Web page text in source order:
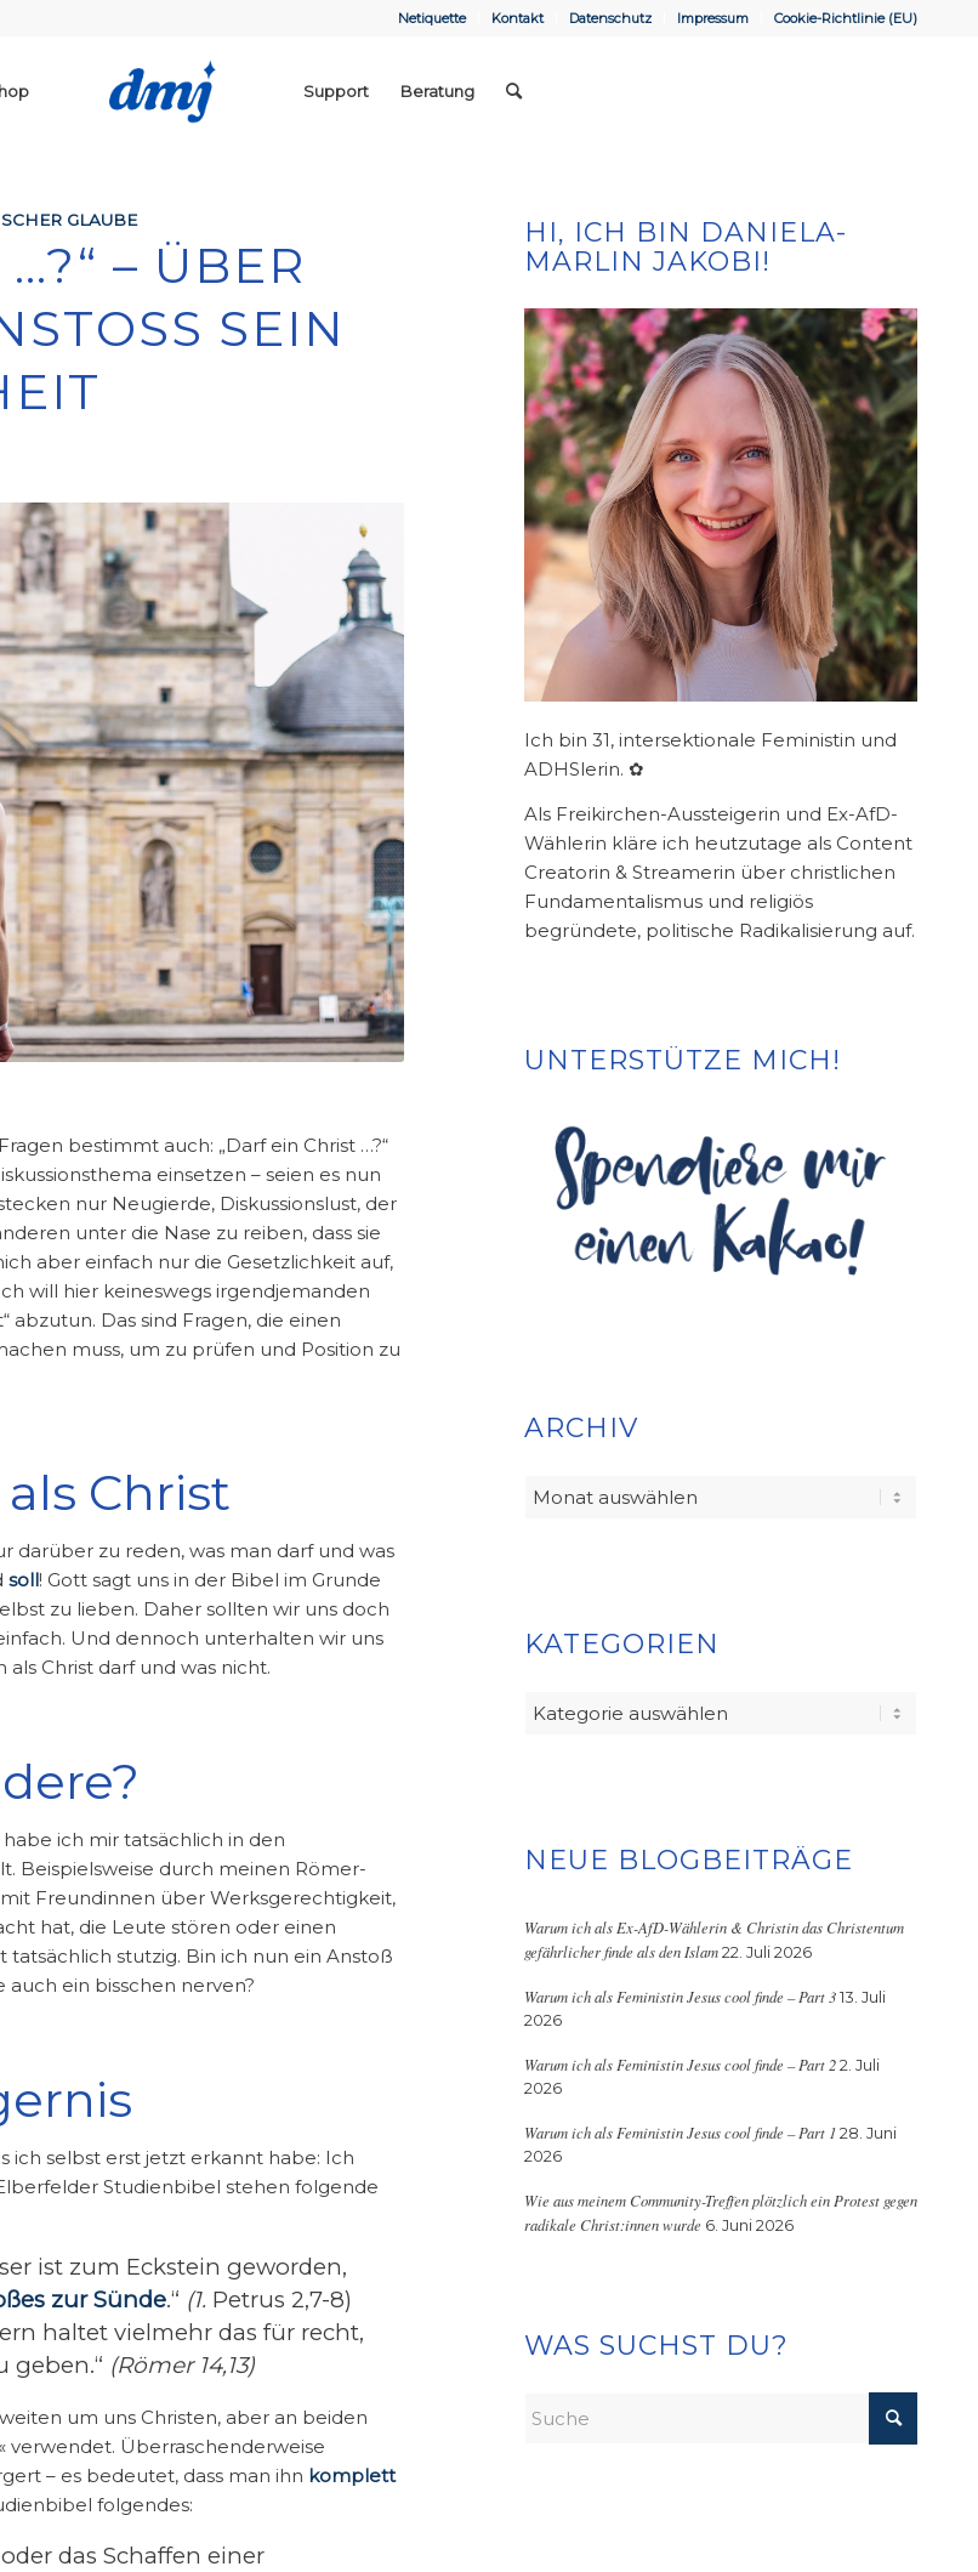
Netiquette Kontakt Datenschutz Impressum Cookie-Richtlinie (EU)
Support Beratung
GLAUBE
– ÜBER
SEIN U
bestimmt auch: „Darf ein Christ …?“
einsetzen – seien es nun
nur Neugierde, Diskussionslust, der
unter die Nase zu reiben, dass sie
aber einfach nur die Gesetzlichkeit auf,
will hier keineswegs irgendjemanden
abzutun. Das sind Fragen, die einen
muss, um zu prüfen und Position zu
Christ
darüber zu reden, was man darf und was
soll! Gott sagt uns in der Bibel im Grunde
zu lieben. Daher sollten wir uns doch
Und dennoch unterhalten wir uns
Christ darf und was nicht.
ich mir tatsächlich in den
Beispielsweise durch meinen Römer-
Freundinnen über Werksgerechtigkeit,
hat, die Leute stören oder einen
tatsächlich stutzig. Bin ich nun ein Anstoß
ein bisschen nerven?
ich selbst erst jetzt erkannt habe: Ich
Studienbibel stehen folgende
ist zum Eckstein geworden,
zur Sünde.“ (1. Petrus 2,7-8)
haltet vielmehr das für recht,
geben.“ (Römer 14,13)
um uns Christen, aber an beiden
verwendet. Überraschenderweise
– es bedeutet, dass man ihn komplett
folgendes:
das Schaffen einer
HI, ICH BIN DANIELA-
MARLIN JAKOBI!
Ich bin 31, intersektionale Feministin und
ADHSlerin. ✿
Als Freikirchen-Aussteigerin und Ex-AfD-
Wählerin kläre ich heutzutage als Content
Creatorin & Streamerin über christlichen
Fundamentalismus und religiös
begründete, politische Radikalisierung auf.
UNTERSTÜTZE MICH!
ARCHIV
KATEGORIEN
Kategorien
NEUE BLOGBEITRÄGE
Warum ich als Ex-AfD-Wählerin & Christin das Christentum
gefährlicher finde als den Islam 22. Juli 2026
Warum ich als Feministin Jesus cool finde – Part 3 13. Juli
2026
Warum ich als Feministin Jesus cool finde – Part 2 2. Juli
2026
Warum ich als Feministin Jesus cool finde – Part 1 28. Juni
2026
Wie aus meinem Community-Treffen plötzlich ein Protest gegen
radikale Christ:innen wurde 6. Juni 2026
WAS SUCHST DU?